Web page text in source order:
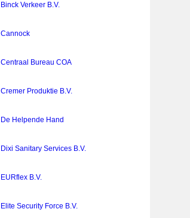
Binck Verkeer B.V.
Cannock
Centraal Bureau COA
Cremer Produktie B.V.
De Helpende Hand
Dixi Sanitary Services B.V.
EURflex B.V.
Elite Security Force B.V.